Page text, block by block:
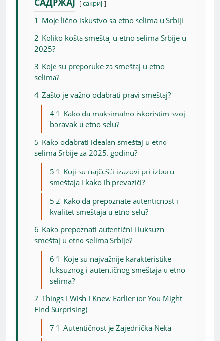
САДРЖАЈ сакриј
1 Moje lično iskustvo sa etno selima u Srbiji
2 Koliko košta smeštaj u etno selima Srbije u
2025?
3 Koje su preporuke za smeštaj u etno
selima?
4 Zašto je važno odabrati pravi smeštaj?
4.1 Kako da maksimalno iskoristim svoj
boravak u etno selu?
5 Kako odabrati idealan smeštaj u etno
selima Srbije za 2025. godinu?
5.1 Koji su najčešći izazovi pri izboru
smeštaja i kako ih prevazići?
5.2 Kako da prepoznate autentičnost i
kvalitet smeštaja u etno selu?
6 Kako prepoznati autentični i luksuzni
smeštaj u etno selima Srbije?
6.1 Koje su najvažnije karakteristike
luksuznog i autentičnog smeštaja u etno
selima?
7 Things I Wish I Knew Earlier (or You Might
Find Surprising)
7.1 Autentičnost je Zajednička Neka